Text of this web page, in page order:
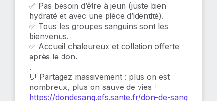
✅ Pas besoin d’être à jeun (juste bien
hydraté et avec une pièce d’identité).
✅ Tous les groupes sanguins sont les
bienvenus.
✅ Accueil chaleureux et collation offerte
après le don.
.
💬 Partagez massivement : plus on est
nombreux, plus on sauve de vies !
https://dondesang.efs.sante.fr/don-de-sang